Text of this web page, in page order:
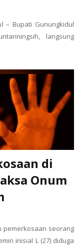
– Bupati Gunungkidul
langsung
di
Onum
pemerkosaan seorang
inisial L (27) diduga